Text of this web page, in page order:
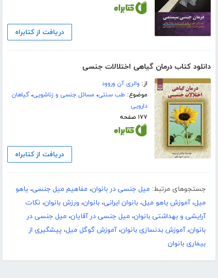
دریافت از کتابراه
دانلود کتاب درمان گیاهی اختلالات جنسی
از: والری آن وروود
موضوع: طب سنتی، مسائل جنسی و زناشویی،گیاهان
دارویی
۱۷۷ صفحه
دریافت از کتابراه
جستجوهای مرتبط: میل جنسی در بانوان، مفاهیم میل جنسی، یاهو
میل،آموزش یاهو میل، بانوان ایرانی، بانوان، ورزش بانوان، نکات
آرایشی و بهداشتی بانوان، میل جنسی در آقایان، میل جنسی در
بانوان،آموزش بدنسازی بانوان،آموزش گوگل میل، پیشگیری از
بیماری بانوان